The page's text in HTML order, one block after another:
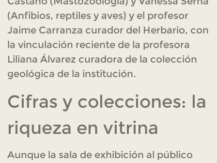
(Anfibios, reptiles y aves) y el profesor
Jaime Carranza curador del Herbario, con
la vinculación reciente de la profesora
Liliana Álvarez curadora de la colección
geológica de la institución.
Cifras y colecciones: la
riqueza en vitrina
Aunque la sala de exhibición al público